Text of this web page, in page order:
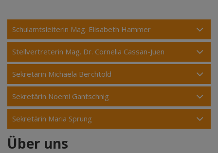
Schulamtsleiterin Mag. Elisabeth Hammer
Stellvertreterin Mag. Dr. Cornelia Cassan-Juen
Sekretärin Michaela Berchtold
Sekretärin Noemi Gantschnig
Sekretärin Maria Sprung
Über uns